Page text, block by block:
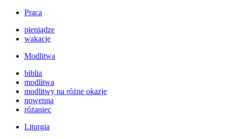
Praca
pieniądze
wakacje
Modlitwa
biblia
modlitwa
modlitwy na różne okazje
nowenna
różaniec
Liturgia